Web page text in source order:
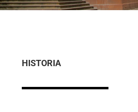
HISTORIA